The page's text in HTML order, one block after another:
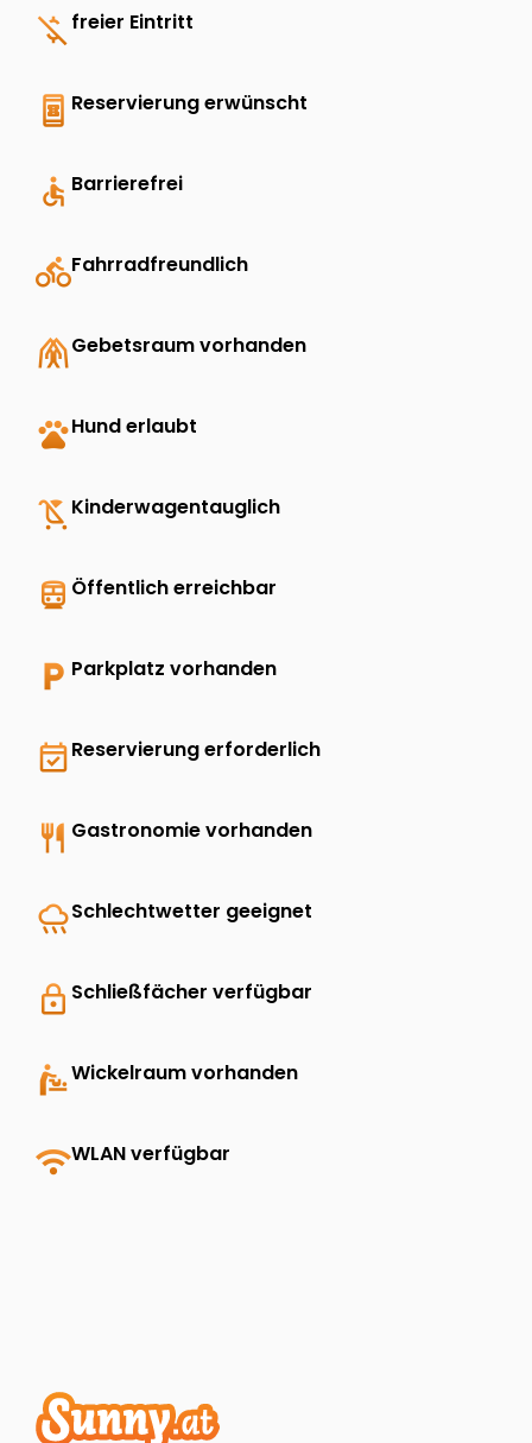
money_off freier Eintritt
book_online Reservierung erwünscht
accessible Barrierefrei
directions_bikeFahrradfreundlich
folded_handsGebetsraum vorhanden
petsHund erlaubt
child_friendly Kinderwagentauglich
directions_transit Öffentlich erreichbar
local_parking Parkplatz vorhanden
event_availableReservierung erforderlich
restaurant Gastronomie vorhanden
rainySchlechtwetter geeignet
lock Schließfächer verfügbar
baby_changing_stationWickelraum vorhanden
wifiWLAN verfügbar